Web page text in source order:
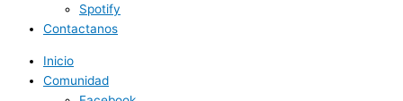
Spotify
Contactanos
Inicio
Comunidad